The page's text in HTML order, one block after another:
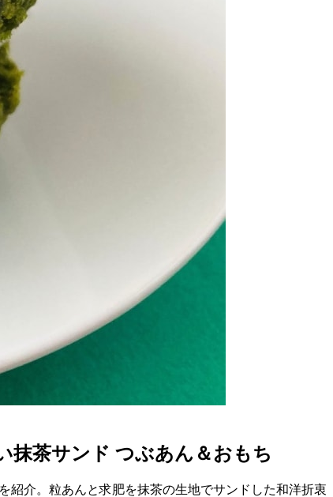
抹茶サンド つぶあん＆おもち
紹介。粒あんと求肥を抹茶の生地でサンドした和洋折衷